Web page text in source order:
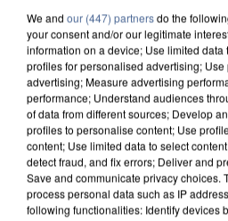
We and our (447) partnersdo the
your consent and/or our legitimate
information on a device; Use limited
profiles for personalised advertising;
advertising; Measure advertising
performance; Understand audiences
of data from different sources; Develop
profiles to personalise content; Use
content; Use limited data to select
detect fraud, and fix errors; Deliver and
Save and communicate privacy choices.
process personal data such as IP
following functionalities: Identify devices